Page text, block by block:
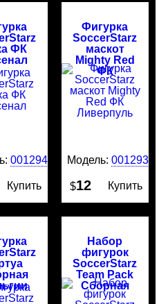
ФК
0012942
Купить
Фигурка
SoccerStarz
маскот
Mighty Red
ФК
Ливерпуль
Модель: 0012938
$12 Купить
Набор
фигурок
SoccerStarz
Team Pack
Сборная
Испании